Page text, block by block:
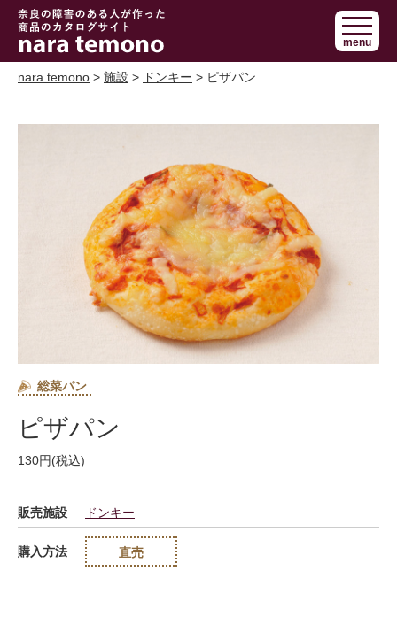
奈良で障害の
ある人の手作
り商品 nara
menu
nara temono > 施設 > ドンキー > ピザパン
総菜パン
ピザパン
130円(税込)
販売施設 ドンキー
購入方法 直売